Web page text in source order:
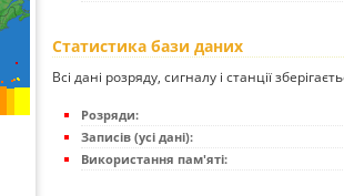
Статистика бази даних
Всі дані розряду, сигналу і станції
Розряди:
Записів (усі дані):
Використання пам'яті: